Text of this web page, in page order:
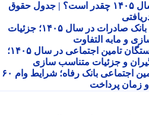
افزایش حقوق معلمان در سال ۱۴۰۵ چقدر است؟ | جدول حقوق
افزایش حقوق بازنشستگان بانک صادرات در سال ۱۴۰۵؛ جزئیات
مابه التفاوت
جدول افزایش حقوق بازنشستگان تامین اجتماعی در سال ۱۴۰۵؛
ثبت نام وام بازنشستگان تامین اجتماعی بانک رفاه؛ شرایط وام ۶۰
پرداخت